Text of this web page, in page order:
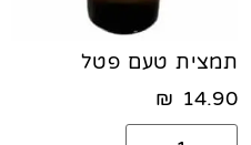
תמצית טעם פטל
14.90
₪